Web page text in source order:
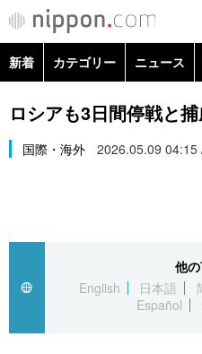
新着 カテゴリー ニュース
政治・外交
経済・ビジネス
社会
文化
科学・技術
ロシアも3日間停戦と
国際・海外 2026.05.09 04:15
他
English
日本語
Español